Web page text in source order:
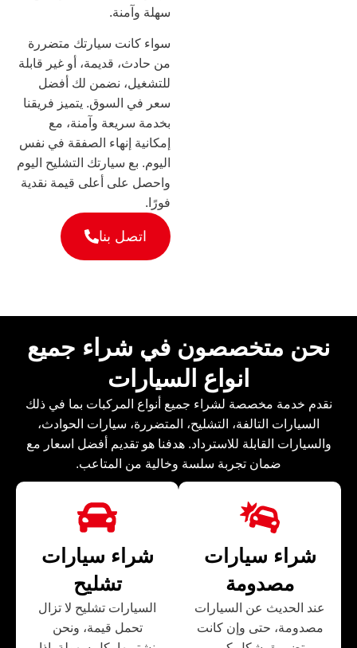
سهلة وآمنة.
سواء كانت سيارتك متضررة
من حادث، قديمة، أو غير قابلة
للتشغيل، نضمن لك أفضل
سعر في السوق. يتميز فريقنا
بخدمة سريعة وآمنة، مع
إمكانية إنهاء الصفقة في نفس
اليوم. بع سيارتك التشليح اليوم
واحصل على أعلى قيمة نقدية
فورًا.
اتصل بنا
نحن متخصصون في شراء جميع
انواع السيارات
نقدم خدمة مخصصة لشراء جميع أنواع المركبات بما في ذلك
السيارات التالفة، التشليح، المتضررة، سيارات الحوادث،
والسيارات القابلة للاسترداد. هدفنا هو تقديم أفضل اسعار مع
ضمان تجربة سلسة وخالية من المتاعب.
شراء سيارات
مصدومة
عند الحديث عن السيارات
مصدومة، حتى وإن كانت
شراء سيارات
تشليح
السيارات تشليح لا تزال
تحمل قيمة، ونحن